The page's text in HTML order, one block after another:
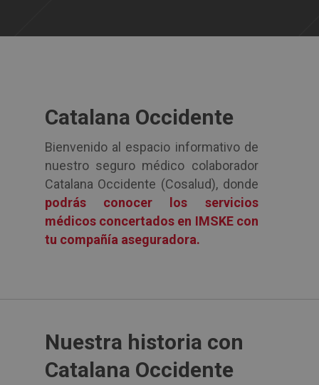
Catalana Occidente
Bienvenido al espacio informativo de
nuestro seguro médico colaborador
Catalana Occidente (Cosalud), donde
podrás conocer los servicios
médicos concertados en IMSKE con
tu compañía aseguradora.
Nuestra historia con
Catalana Occidente